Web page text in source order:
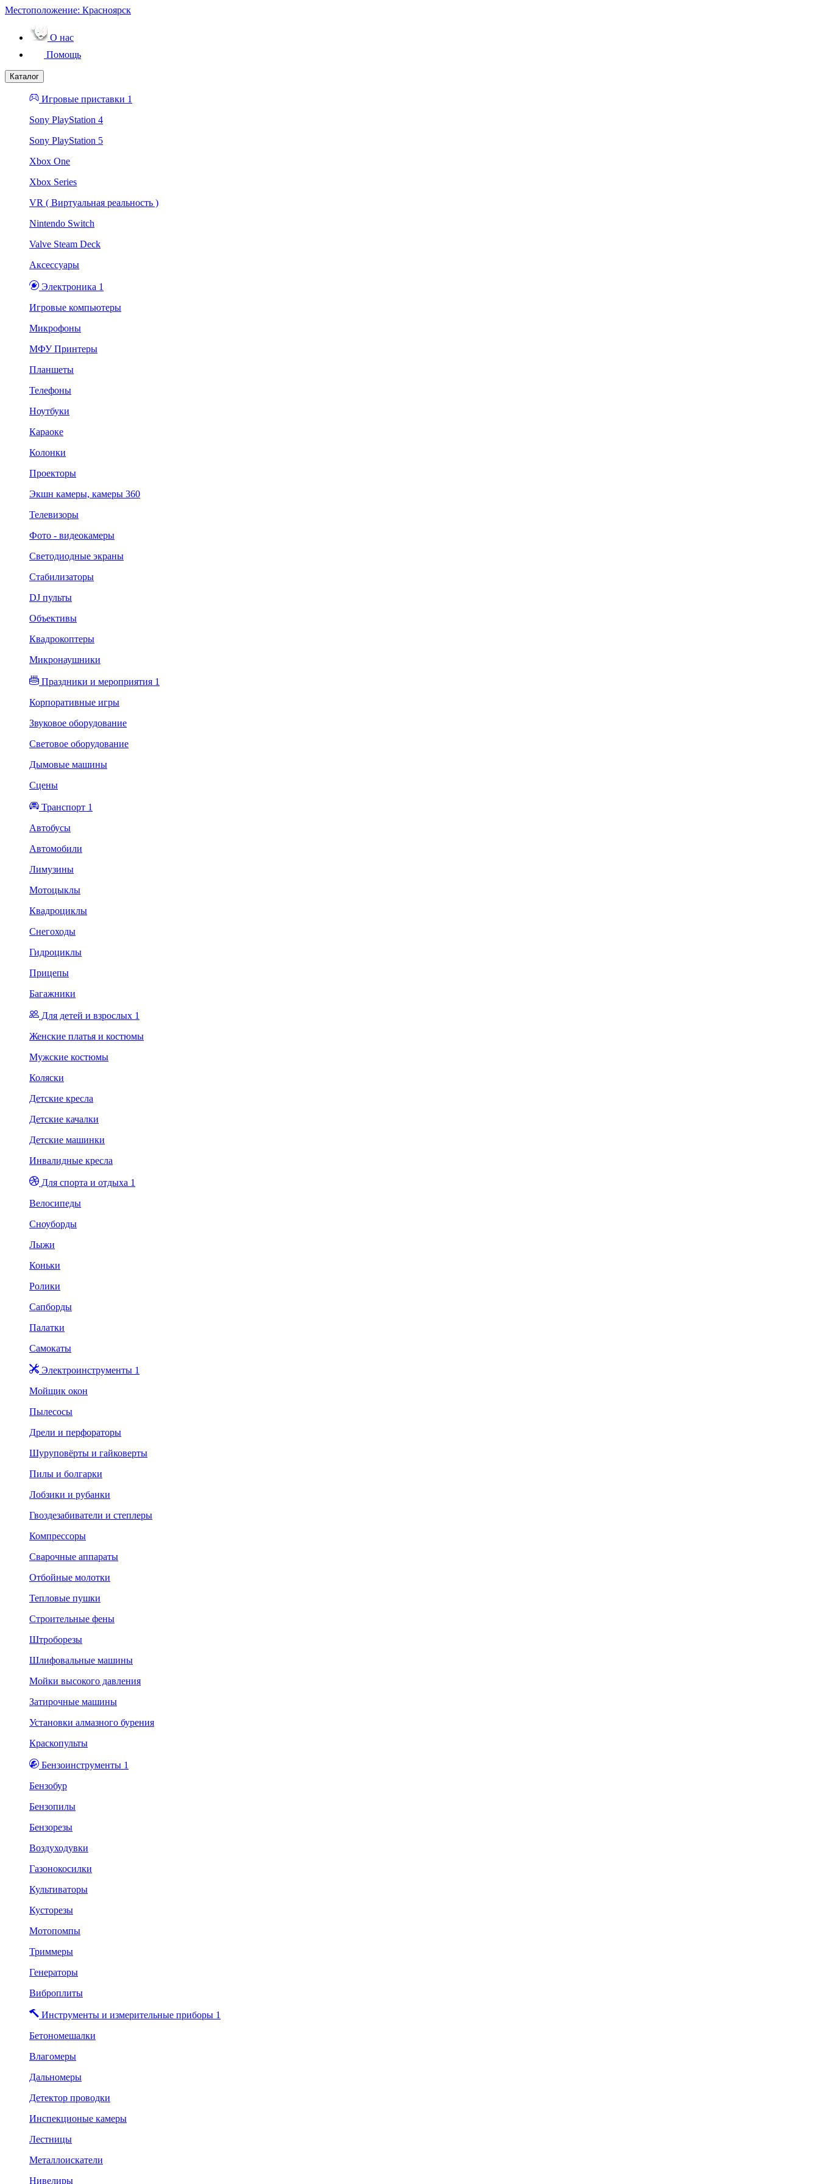
Местоположение: Красноярск
О нас
Помощь
Каталог
Игровые приставки 1
Sony PlayStation 4
Sony PlayStation 5
Xbox One
Xbox Series
VR ( Виртуальная реальность )
Nintendo Switch
Valve Steam Deck
Аксессуары
Электроника 1
Игровые компьютеры
Микрофоны
МФУ Принтеры
Планшеты
Телефоны
Ноутбуки
Караоке
Колонки
Проекторы
Экшн камеры, камеры 360
Телевизоры
Фото - видеокамеры
Светодиодные экраны
Стабилизаторы
DJ пульты
Объективы
Квадрокоптеры
Микронаушники
Праздники и мероприятия 1
Корпоративные игры
Звуковое оборудование
Световое оборудование
Дымовые машины
Сцены
Транспорт 1
Автобусы
Автомобили
Лимузины
Мотоцыклы
Квадроциклы
Снегоходы
Гидроциклы
Прицепы
Багажники
Для детей и взрослых 1
Женские платья и костюмы
Мужские костюмы
Коляски
Детские кресла
Детские качалки
Детские машинки
Инвалидные кресла
Для спорта и отдыха 1
Велосипеды
Сноуборды
Лыжи
Коньки
Ролики
Сапборды
Палатки
Самокаты
Электроинструменты 1
Мойщик окон
Пылесосы
Дрели и перфораторы
Шуруповёрты и гайковерты
Пилы и болгарки
Лобзики и рубанки
Гвоздезабиватели и степлеры
Компрессоры
Сварочные аппараты
Отбойные молотки
Тепловые пушки
Строительные фены
Штроборезы
Шлифовальные машины
Мойки высокого давления
Затирочные машины
Установки алмазного бурения
Краскопульты
Бензоинструменты 1
Бензобур
Бензопилы
Бензорезы
Воздуходувки
Газонокосилки
Культиваторы
Кусторезы
Мотопомпы
Триммеры
Генераторы
Виброплиты
Инструменты и измерительные приборы 1
Бетономешалки
Влагомеры
Дальномеры
Детектор проводки
Инспекционые камеры
Лестницы
Металлоискатели
Нивелиры